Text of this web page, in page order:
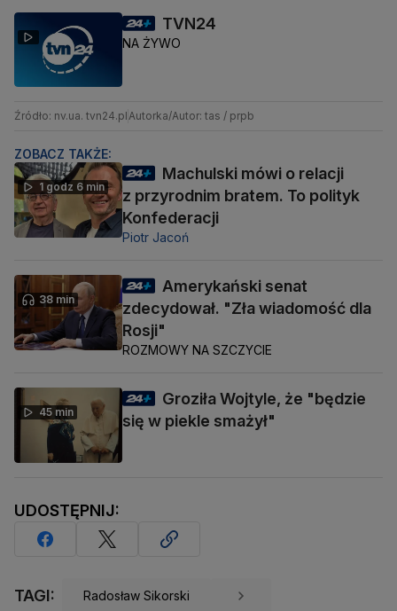
TVN24
NA ŻYWO
Źródło: nv.ua. tvn24.plAutorka/Autor: tas / prpb
ZOBACZ TAKŻE:
1 godz 6 min
Machulski mówi o relacji
z przyrodnim bratem. To polityk
Konfederacji
Piotr Jacoń
38 min
Amerykański senat
zdecydował. "Zła wiadomość dla
Rosji"
ROZMOWY NA SZCZYCIE
45 min
Groziła Wojtyle, że "będzie
się w piekle smażył"
UDOSTĘPNIJ:
TAGI: Radosław Sikorski